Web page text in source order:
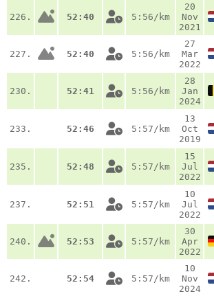
226. 52:40 5:56/km
20
Nov
2021
227. 52:40 5:56/km
27
Mar
2022
230. 52:41 5:56/km
28
Jan
2024
233. 52:46 5:57/km
13
Oct
2019
235. 52:48 5:57/km
15
Jul
2022
237. 52:51 5:57/km
10
Jul
2022
240. 52:53 5:57/km
30
Apr
2022
242. 52:54 5:57/km
10
Nov
2024